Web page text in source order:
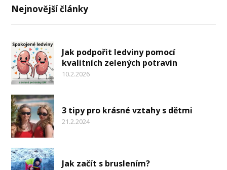
Nejnovější články
Jak podpořit ledviny pomocí
kvalitních zelených potravin
10.2.2026
3 tipy pro krásné vztahy s dětmi
21.2.2024
Jak začít s bruslením?